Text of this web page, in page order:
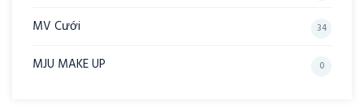
MV Cưới 34
MJU MAKE UP 0